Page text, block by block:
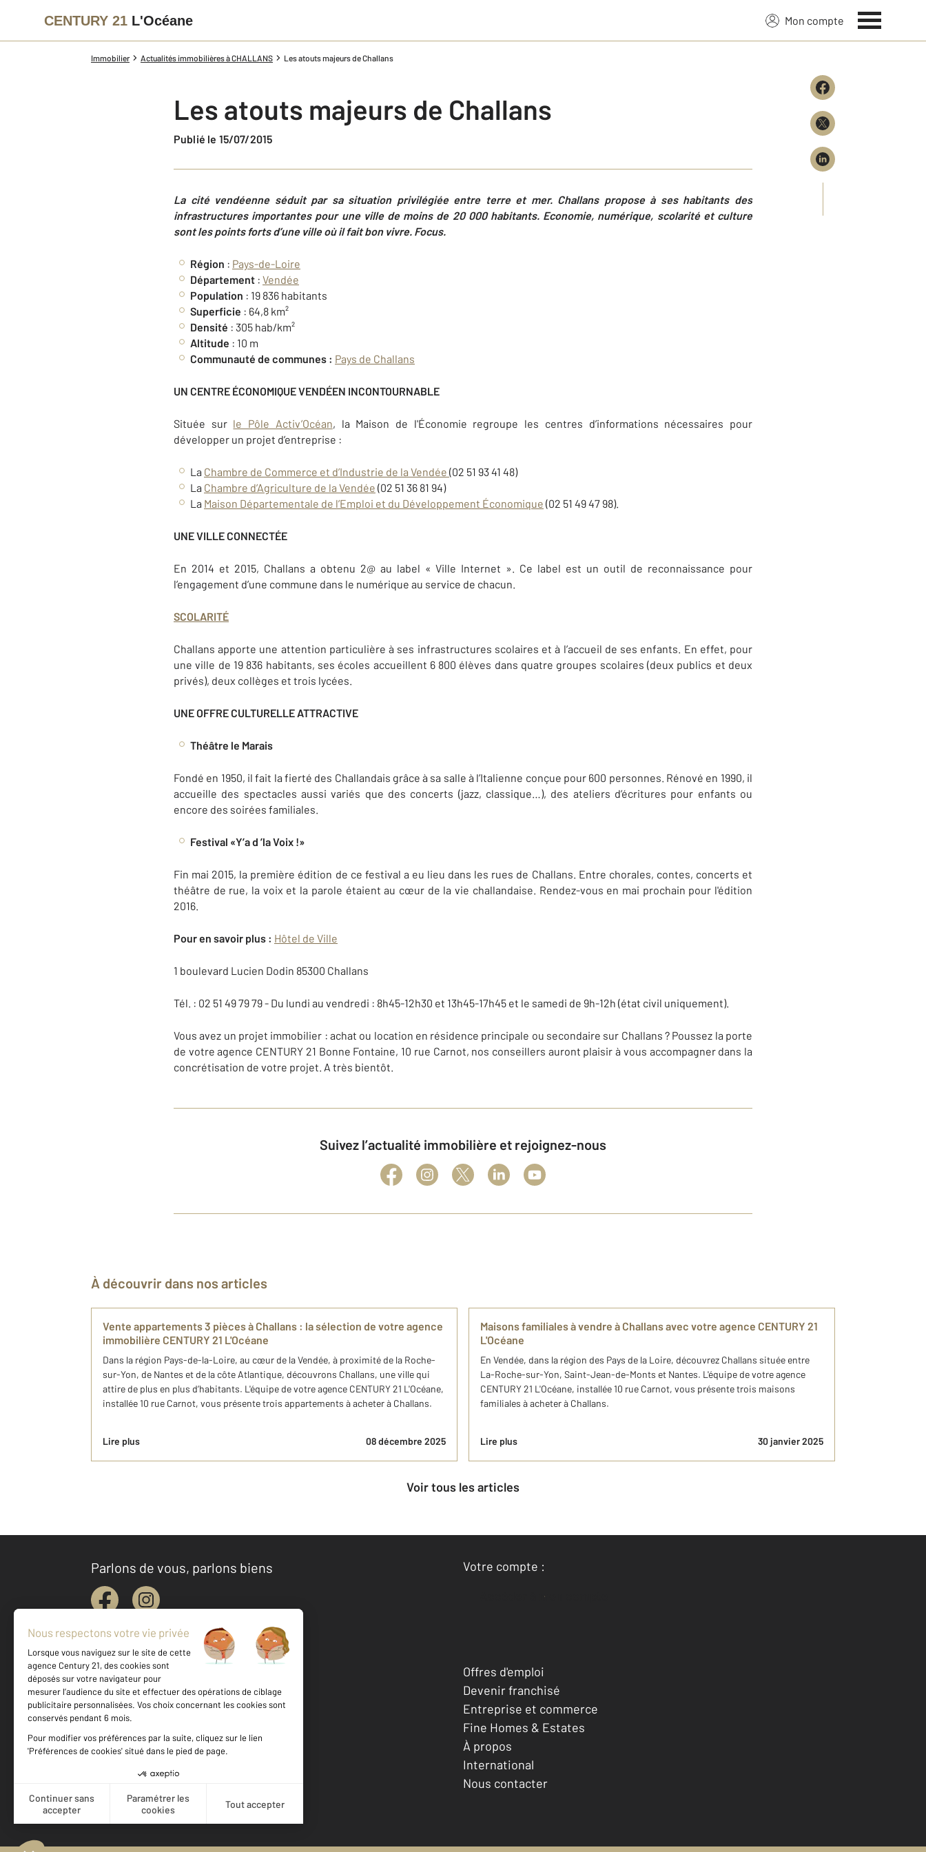
CENTURY 21 L'Océane Mon compte
Immobilier Actualités immobilières à CHALLANS Les atouts majeurs de Challans
Les atouts majeurs de Challans
Publié le 15/07/2015
La cité vendéenne séduit par sa situation privilégiée entre terre et mer. Challans propose à ses habitants des
infrastructures importantes pour une ville de moins de 20 000 habitants. Economie, numérique, scolarité et culture
sont les points forts d’une ville où il fait bon vivre. Focus.
Région : Pays-de-Loire
Département : Vendée
Population : 19 836 habitants
Superficie : 64,8 km²
Densité : 305 hab/km²
Altitude : 10 m
Communauté de communes : Pays de Challans
UN CENTRE ÉCONOMIQUE VENDÉEN INCONTOURNABLE
Située sur le Pôle Activ’Océan, la Maison de l'Économie regroupe les centres d’informations nécessaires pour
développer un projet d’entreprise :
La Chambre de Commerce et d’Industrie de la Vendée (02 51 93 41 48)
La Chambre d’Agriculture de la Vendée (02 51 36 81 94)
La Maison Départementale de l’Emploi et du Développement Économique (02 51 49 47 98).
UNE VILLE CONNECTÉE
En 2014 et 2015, Challans a obtenu 2@ au label « Ville Internet ». Ce label est un outil de reconnaissance pour
l’engagement d’une commune dans le numérique au service de chacun.
SCOLARITÉ
Challans apporte une attention particulière à ses infrastructures scolaires et à l’accueil de ses enfants. En effet, pour
une ville de 19 836 habitants, ses écoles accueillent 6 800 élèves dans quatre groupes scolaires (deux publics et deux
privés), deux collèges et trois lycées.
UNE OFFRE CULTURELLE ATTRACTIVE
Théâtre le Marais
Fondé en 1950, il fait la fierté des Challandais grâce à sa salle à l’Italienne conçue pour 600 personnes. Rénové en 1990, il
accueille des spectacles aussi variés que des concerts (jazz, classique…), des ateliers d’écritures pour enfants ou
encore des soirées familiales.
Festival «Y’a d ’la Voix !»
Fin mai 2015, la première édition de ce festival a eu lieu dans les rues de Challans. Entre chorales, contes, concerts et
théâtre de rue, la voix et la parole étaient au cœur de la vie challandaise. Rendez-vous en mai prochain pour l'édition
2016.
Pour en savoir plus : Hôtel de Ville
1 boulevard Lucien Dodin 85300 Challans
Tél. : 02 51 49 79 79 - Du lundi au vendredi : 8h45-12h30 et 13h45-17h45 et le samedi de 9h-12h (état civil uniquement).
Vous avez un projet immobilier : achat ou location en résidence principale ou secondaire sur Challans ? Poussez la porte
de votre agence CENTURY 21 Bonne Fontaine, 10 rue Carnot, nos conseillers auront plaisir à vous accompagner dans la
concrétisation de votre projet. A très bientôt.
Suivez l’actualité immobilière et rejoignez-nous
À découvrir dans nos articles
Vente appartements 3 pièces à Challans : la sélection de votre agence
immobilière CENTURY 21 L'Océane
Dans la région Pays-de-la-Loire, au cœur de la Vendée, à proximité de la Roche-
sur-Yon, de Nantes et de la côte Atlantique, découvrons Challans, une ville qui
attire de plus en plus d’habitants. L'équipe de votre agence CENTURY 21 L'Océane,
installée 10 rue Carnot, vous présente trois appartements à acheter à Challans.
Lire plus 08 décembre 2025
Maisons familiales à vendre à Challans avec votre agence CENTURY 21
L'Océane
En Vendée, dans la région des Pays de la Loire, découvrez Challans située entre
La-Roche-sur-Yon, Saint-Jean-de-Monts et Nantes. L'équipe de votre agence
CENTURY 21 L'Océane, installée 10 rue Carnot, vous présente trois maisons
familiales à acheter à Challans.
Lire plus 30 janvier 2025
Voir tous les articles
Parlons de vous, parlons biens
Votre compte :
Accéder à mon compte
Votre agence est notée
Achat
Location
Offres d'emploi
Devenir franchisé
Entreprise et commerce
Fine Homes & Estates
À propos
International
Nous contacter